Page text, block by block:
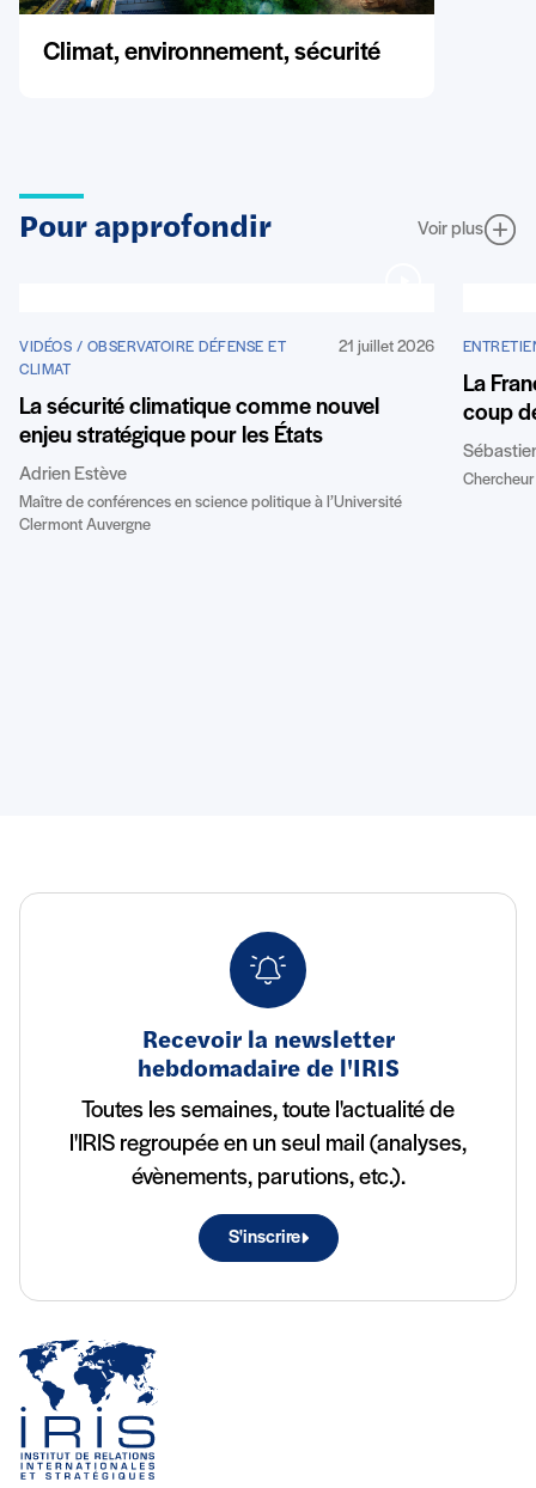
Climat, environnement, sécurité
Pour approfondir Voir plus
VIDÉOS / OBSERVATOIRE DÉFENSE ET
CLIMAT
21 juillet 2026
La sécurité climatique comme nouvel
enjeu stratégique pour les États
Adrien Estève
Maître de conférences en science politique à l’Université
Clermont Auvergne
La
coup
Recevoir la newsletter
hebdomadaire de l'IRIS
Toutes les semaines, toute l'actualité de
l'IRIS regroupée en un seul mail (analyses,
évènements, parutions, etc.).
S'inscrire